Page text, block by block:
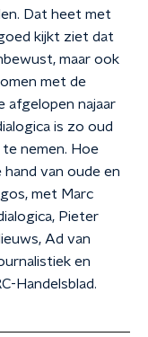
Dat heet met
kijkt ziet dat
maar ook
met de
najaar
is zo oud
nemen. Hoe
van oude en
met Marc
Pieter
Ad van
en
Handelsblad.